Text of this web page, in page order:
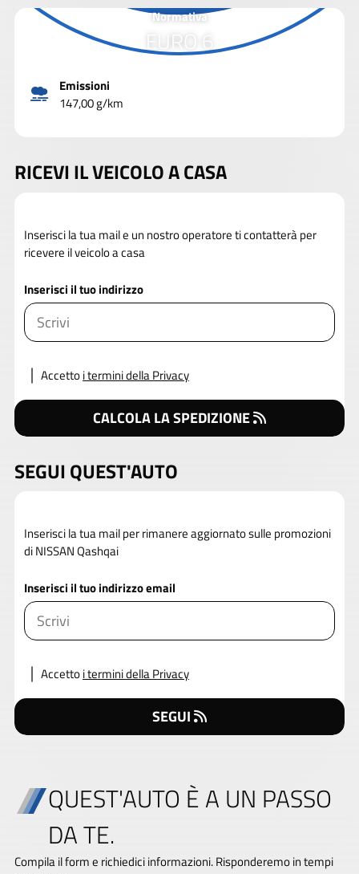
Normativa
EURO 6
Emissioni
147,00 g/km
RICEVI IL VEICOLO A CASA
Inserisci la tua mail e un nostro operatore ti contatterà per
ricevere il veicolo a casa
Inserisci il tuo indirizzo
Accettoi termini della Privacy
CALCOLA LA SPEDIZIONE
SEGUI QUEST'AUTO
Inserisci la tua mail per rimanere aggiornato sulle promozioni
di NISSAN Qashqai
Inserisci il tuo indirizzo email
Accettoi termini della Privacy
SEGUI
QUEST'AUTO È A UN PASSO
DA TE.
Compila il form e richiedici informazioni. Risponderemo in tempi